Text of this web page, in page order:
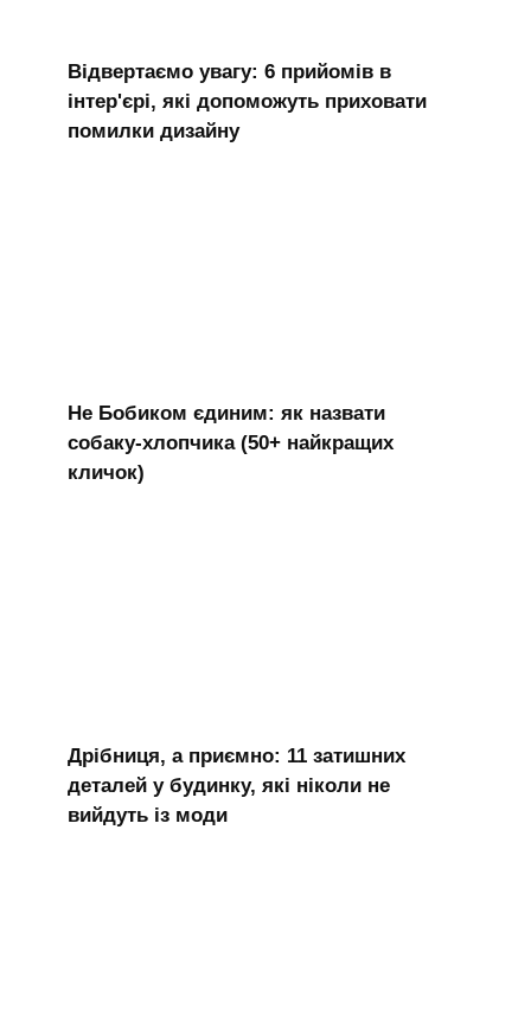
Відвертаємо увагу: 6 прийомів в
інтер'єрі, які допоможуть приховати
помилки дизайну
Не Бобиком єдиним: як назвати
собаку-хлопчика (50+ найкращих
кличок)
Дрібниця, а приємно: 11 затишних
деталей у будинку, які ніколи не
вийдуть із моди